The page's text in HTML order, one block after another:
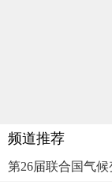
频道推荐
第26届联合国气候